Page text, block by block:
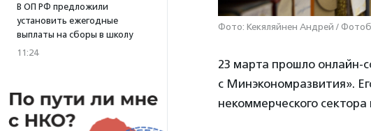
В ОП РФ предложили
установить ежегодные
выплаты на сборы в школу
11:24
Фото: Кекяляйнен Андрей /
23 марта прошло онлайн-
с Минэкономразвития».
некоммерческого